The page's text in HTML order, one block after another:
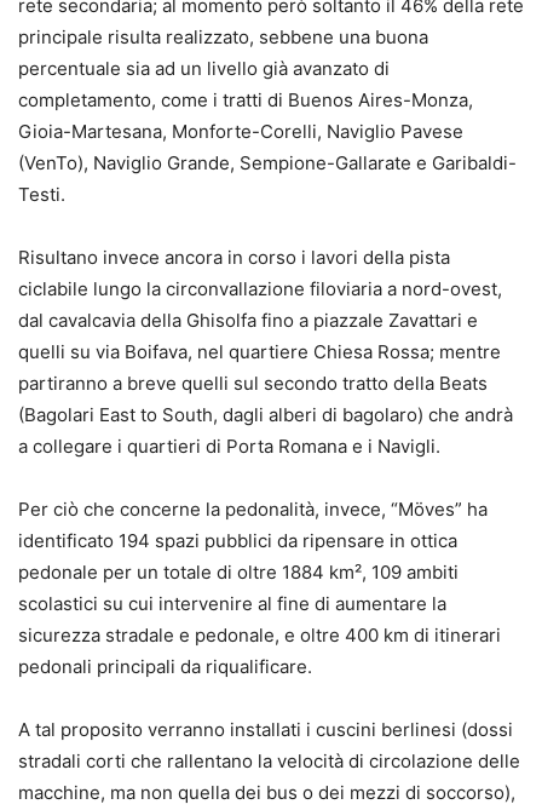
rete secondaria; al momento però soltanto il 46% della rete
principale risulta realizzato, sebbene una buona
percentuale sia ad un livello già avanzato di
completamento, come i tratti di Buenos Aires-Monza,
Gioia-Martesana, Monforte-Corelli, Naviglio Pavese
(VenTo), Naviglio Grande, Sempione-Gallarate e Garibaldi-
Testi.
Risultano invece ancora in corso i lavori della pista
ciclabile lungo la circonvallazione filoviaria a nord-ovest,
dal cavalcavia della Ghisolfa fino a piazzale Zavattari e
quelli su via Boifava, nel quartiere Chiesa Rossa; mentre
partiranno a breve quelli sul secondo tratto della Beats
(Bagolari East to South, dagli alberi di bagolaro) che andrà
a collegare i quartieri di Porta Romana e i Navigli.
Per ciò che concerne la pedonalità, invece, “Möves” ha
identificato 194 spazi pubblici da ripensare in ottica
pedonale per un totale di oltre 1884 km², 109 ambiti
scolastici su cui intervenire al fine di aumentare la
sicurezza stradale e pedonale, e oltre 400 km di itinerari
pedonali principali da riqualificare.
A tal proposito verranno installati i cuscini berlinesi (dossi
stradali corti che rallentano la velocità di circolazione delle
macchine, ma non quella dei bus o dei mezzi di soccorso),